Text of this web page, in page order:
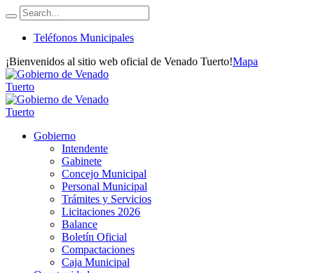
Teléfonos Municipales
¡Bienvenidos al sitio web oficial de Venado Tuerto!Mapa
Gobierno
Intendente
Gabinete
Concejo Municipal
Personal Municipal
Trámites y Servicios
Licitaciones 2026
Balance
Boletín Oficial
Compactaciones
Caja Municipal